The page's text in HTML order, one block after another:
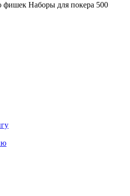
фишек Наборы для покера 500